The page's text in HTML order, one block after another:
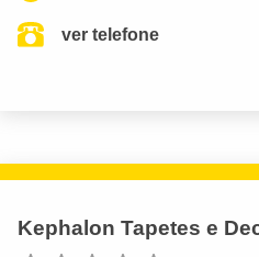
ver telefone
Kephalon Tapetes e